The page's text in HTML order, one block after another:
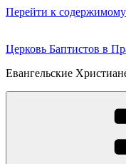
Перейти к содержимому
Церковь Баптистов в
Евангельские